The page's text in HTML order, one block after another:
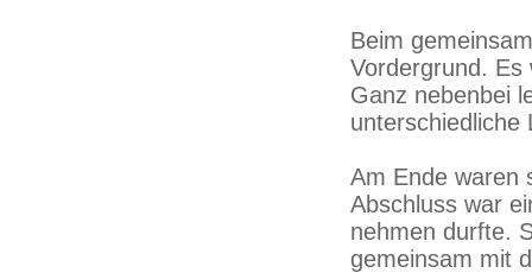
Beim
Vordergrund.
Ganz nebenbei
unterschiedliche
Am Ende waren
Abschluss war
nehmen durfte.
gemeinsam mit